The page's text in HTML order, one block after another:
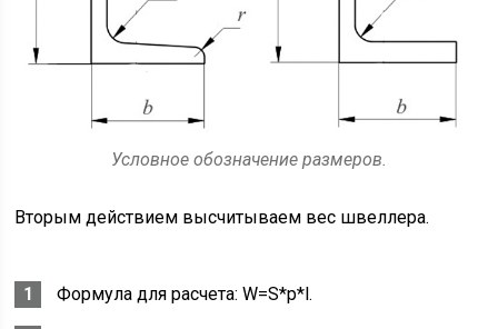
Условное обозначение размеров.
Вторым действием высчитываем вес швеллера.
Формула для расчета: W=S*p*l.